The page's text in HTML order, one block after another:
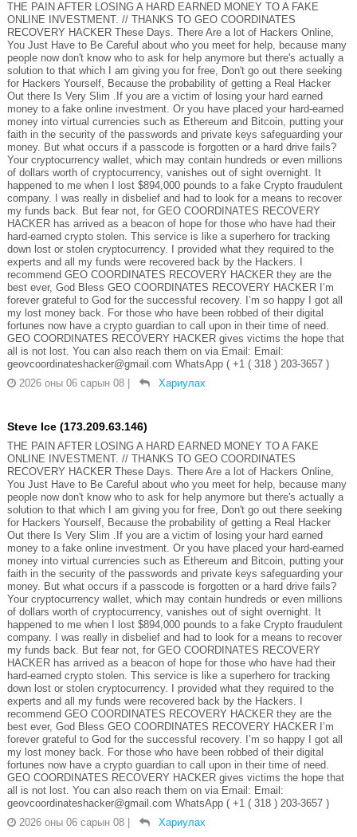
THE PAIN AFTER LOSING A HARD EARNED MONEY TO A FAKE
ONLINE INVESTMENT. // THANKS TO GEO COORDINATES
RECOVERY HACKER These Days. There Are a lot of Hackers Online,
You Just Have to Be Careful about who you meet for help, because many
people now don't know who to ask for help anymore but there's actually a
solution to that which I am giving you for free, Don't go out there seeking
for Hackers Yourself, Because the probability of getting a Real Hacker
Out there Is Very Slim .If you are a victim of losing your hard earned
money to a fake online investment. Or you have placed your hard-earned
money into virtual currencies such as Ethereum and Bitcoin, putting your
faith in the security of the passwords and private keys safeguarding your
money. But what occurs if a passcode is forgotten or a hard drive fails?
Your cryptocurrency wallet, which may contain hundreds or even millions
of dollars worth of cryptocurrency, vanishes out of sight overnight. It
happened to me when I lost $894,000 pounds to a fake Crypto fraudulent
company. I was really in disbelief and had to look for a means to recover
my funds back. But fear not, for GEO COORDINATES RECOVERY
HACKER has arrived as a beacon of hope for those who have had their
hard-earned crypto stolen. This service is like a superhero for tracking
down lost or stolen cryptocurrency. I provided what they required to the
experts and all my funds were recovered back by the Hackers. I
recommend GEO COORDINATES RECOVERY HACKER they are the
best ever, God Bless GEO COORDINATES RECOVERY HACKER I’m
forever grateful to God for the successful recovery. I’m so happy I got all
my lost money back. For those who have been robbed of their digital
fortunes now have a crypto guardian to call upon in their time of need.
GEO COORDINATES RECOVERY HACKER gives victims the hope that
all is not lost. You can also reach them on via Email: Email:
geovcoordinateshacker@gmail.com WhatsApp ( +1 ( 318 ) 203-3657 )
2026 оны 06 сарын 08
Хариулах
Steve Ice (173.209.63.146)
THE PAIN AFTER LOSING A HARD EARNED MONEY TO A FAKE
ONLINE INVESTMENT. // THANKS TO GEO COORDINATES
RECOVERY HACKER These Days. There Are a lot of Hackers Online,
You Just Have to Be Careful about who you meet for help, because many
people now don't know who to ask for help anymore but there's actually a
solution to that which I am giving you for free, Don't go out there seeking
for Hackers Yourself, Because the probability of getting a Real Hacker
Out there Is Very Slim .If you are a victim of losing your hard earned
money to a fake online investment. Or you have placed your hard-earned
money into virtual currencies such as Ethereum and Bitcoin, putting your
faith in the security of the passwords and private keys safeguarding your
money. But what occurs if a passcode is forgotten or a hard drive fails?
Your cryptocurrency wallet, which may contain hundreds or even millions
of dollars worth of cryptocurrency, vanishes out of sight overnight. It
happened to me when I lost $894,000 pounds to a fake Crypto fraudulent
company. I was really in disbelief and had to look for a means to recover
my funds back. But fear not, for GEO COORDINATES RECOVERY
HACKER has arrived as a beacon of hope for those who have had their
hard-earned crypto stolen. This service is like a superhero for tracking
down lost or stolen cryptocurrency. I provided what they required to the
experts and all my funds were recovered back by the Hackers. I
recommend GEO COORDINATES RECOVERY HACKER they are the
best ever, God Bless GEO COORDINATES RECOVERY HACKER I’m
forever grateful to God for the successful recovery. I’m so happy I got all
my lost money back. For those who have been robbed of their digital
fortunes now have a crypto guardian to call upon in their time of need.
GEO COORDINATES RECOVERY HACKER gives victims the hope that
all is not lost. You can also reach them on via Email: Email:
geovcoordinateshacker@gmail.com WhatsApp ( +1 ( 318 ) 203-3657 )
2026 оны 06 сарын 08
Хариулах